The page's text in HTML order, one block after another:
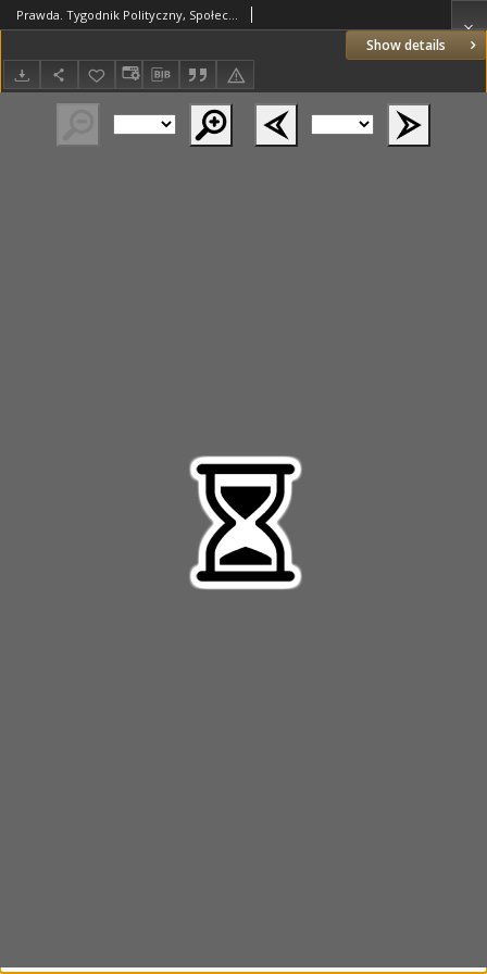
Show details
Prawda. Tygodnik Polityczny, Społeczny i Literacki. 1891 R.11 nr42